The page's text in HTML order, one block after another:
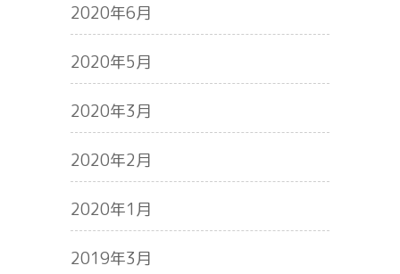
2020年6月
2020年5月
2020年3月
2020年2月
2020年1月
2019年3月